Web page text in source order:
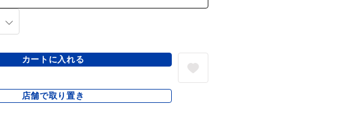
カートに入れる
店舗で取り置き